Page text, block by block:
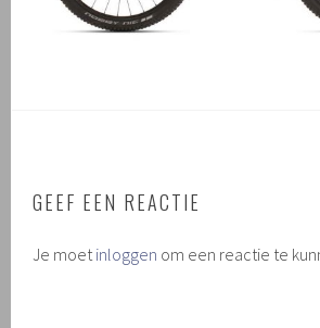
GEEF EEN REACTIE
Je moet inloggen om een reactie te